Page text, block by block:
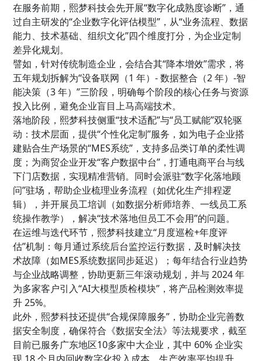
在服务前期，熙梦科技会先开展“数字化成熟度诊断”，通
过自主研发的“企业数字化评估模型”，从“业务流程、数据
能力、技术基础、组织文化”四个维度打分，为企业定制
差异化规划。
譬如，针对传统制造企业，会结合其“降本增效”需求，将
五年规划拆解为“设备联网（1 年）- 数据整合（2 年）-智
能决策（3 年）”三阶段，明确每个阶段的核心任务与资源
投入比例，避免企业盲目上马高端技术。
落地阶段，熙梦科技侧重“技术适配”与“员工赋能”双轮驱
动：技术层面，提供“个性化定制”服务，如为电子企业搭
建贴合生产场景的“MES系统”，支持多品类订单的柔性调
度；为商贸企业开发“客户数据中台”，打通电商平台与线
下门店数据，实现精准营销。同时会派驻“数字化落地顾
问”驻场，帮助企业梳理业务流程（如优化生产排程逻
辑），并开展员工培训（如数据分析师培养、一线员工系
统操作教学），解决“技术落地但员工不会用”的问题。
在运维与迭代环节，熙梦科技建立“月度巡检+年度评
估”机制：每月通过系统后台监控运行数据，及时解决技
术故障（如MES系统数据同步延迟）；每年结合行业趋势
与企业战略调整，协助更新三年滚动规划，并与 2024 年
为多家客户引入“AI大模型质检模块”，将产品检测效率提
升 25%。
此外，熙梦科技还提供“合规保障服务”，协助企业完善数
据安全制度，确保符合《数据安全法》等法规要求，截至
目前已服务广东地区10多家中大企业，其中 60% 企业实